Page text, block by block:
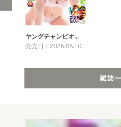
ヤングチャンピオ…
発売日：2026.08.10